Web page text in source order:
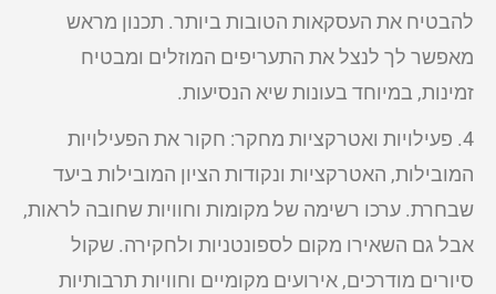
להבטיח את העסקאות הטובות ביותר. תכנון מראש
מאפשר לך לנצל את התעריפים המוזלים ומבטיח
זמינות, במיוחד בעונות שיא הנסיעות.
4. פעילויות ואטרקציות מחקר: חקור את הפעילויות
המובילות, האטרקציות ונקודות הציון המובילות ביעד
שבחרת. ערכו רשימה של מקומות וחוויות שחובה לראות,
אבל גם השאירו מקום לספונטניות ולחקירה. שקול
סיורים מודרכים, אירועים מקומיים וחוויות תרבותיות